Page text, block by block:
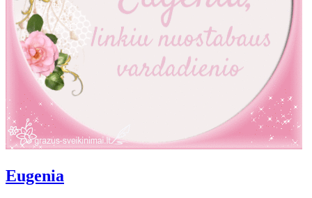
Eugenia